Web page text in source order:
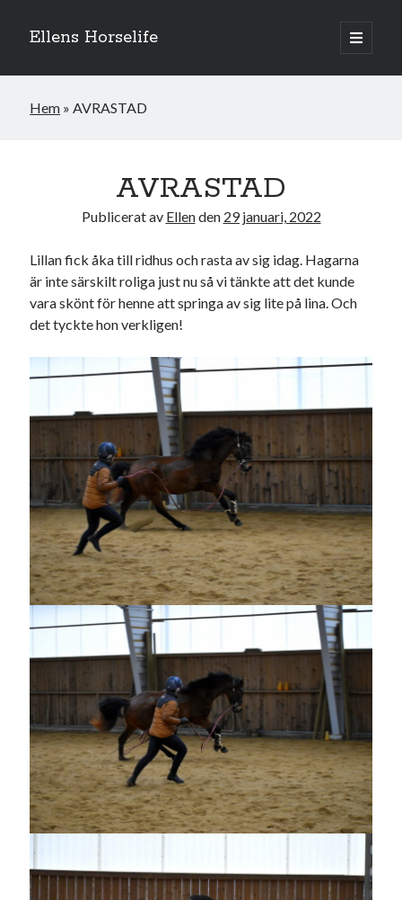
Ellens Horselife
öppna
primär
Sidopanel
Hej och välkomna till min blogg! Jag heter Ellen och är född 1996. På
dressyr & hoppning till MSV hopp & dressyr på stor häst.
Senaste inläggen
VI TRÄNAR VIDARE!
MYCKET FLUGOR
IDA; dagens hoppning!
HINDERBANA
Kategorier
Allmänt(997)
Extrahästar (58)
Hållidej (276)
Heart of Hope(39)
Heart Paal(216)
Källhults Spotless(163)
Min Träning
(220)
Hem »AVRASTAD
AVRASTAD
Publicerat av Ellenden 29 januari, 2022
Lillan fick åka till ridhus och rasta av sig idag. Hagarna
är inte särskilt roliga just nu så vi tänkte att det kunde
vara skönt för henne att springa av sig lite på lina. Och
det tyckte hon verkligen!